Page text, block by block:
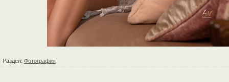
Раздел: Фотография